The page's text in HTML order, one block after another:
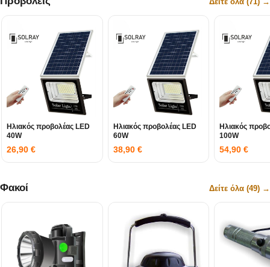
Δείτε όλα (71) →
Ηλιακός προβολέας LED
40W
26,90 €
Ηλιακός προβολέας LED
60W
38,90 €
Ηλιακός
100W
54,90€
Φακοί Δείτε όλα (49) →